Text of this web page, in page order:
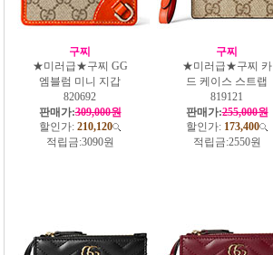
구찌
★미러급★구찌 GG
엠블럼 미니 지갑
‎820692
판매가:309,000원
할인가: 210,120
적립금:3090원
구찌
★미러급★구찌 카
드 케이스 스트랩
819121
판매가:255,000원
할인가: 173,400
적립금:2550원